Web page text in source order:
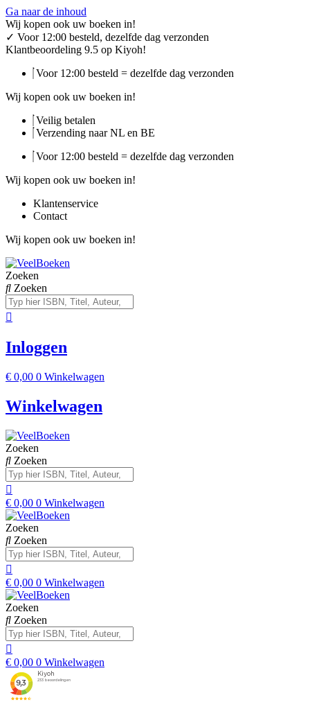
Ga naar de inhoud
Wij kopen ook uw boeken in!
✓ Voor 12:00 besteld, dezelfde dag verzonden
Klantbeoordeling 9.5 op Kiyoh!
Voor 12:00 besteld = dezelfde dag verzonden
Wij kopen ook uw boeken in!
Veilig betalen
Verzending naar NL en BE
Voor 12:00 besteld = dezelfde dag verzonden
Wij kopen ook uw boeken in!
Klantenservice
Contact
Wij kopen ook uw boeken in!
Zoeken
Zoeken
Inloggen
€ 0,00 0 Winkelwagen
Winkelwagen
Zoeken
Zoeken
€ 0,00 0 Winkelwagen
Zoeken
Zoeken
€ 0,00 0 Winkelwagen
Zoeken
Zoeken
€ 0,00 0 Winkelwagen